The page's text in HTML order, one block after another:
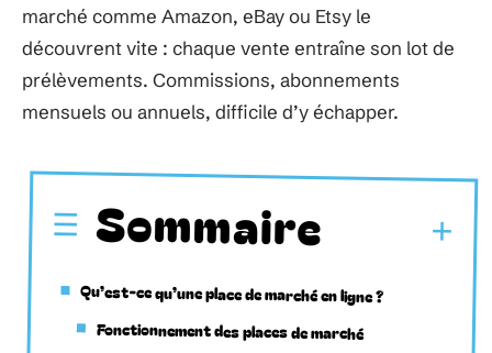
marché comme Amazon, eBay ou Etsy le
découvrent vite : chaque vente entraîne son lot de
prélèvements. Commissions, abonnements
mensuels ou annuels, difficile d’y échapper.
Sommaire
Qu’est-ce qu’une place de marché en ligne ?
Fonctionnement des places de marché